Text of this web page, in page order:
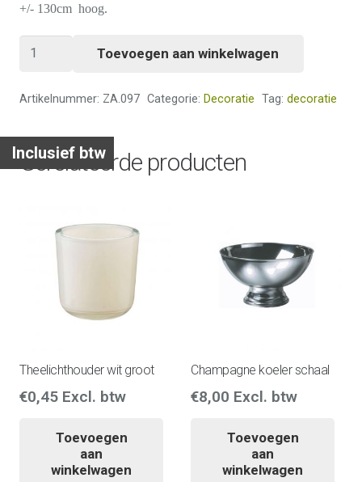
Inclusief btw
+/- 130cm hoog.
kunstbloemen
Toevoegen aan winkelwagen
Artikelnummer: ZA.097 Categorie: Decoratie Tag: decoratie
Gerelateerde producten
Theelichthouder wit groot
€0,45 Excl. btw
Toevoegen
aan
winkelwagen
Champagne koeler schaal
€8,00 Excl. btw
Toevoegen
aan
winkelwagen